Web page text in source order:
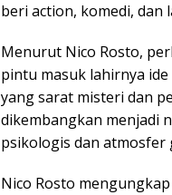
beri action, komedi, dan
Menurut Nico Rosto,
pintu masuk lahirnya
yang sarat misteri dan
dikembangkan menjadi
psikologis dan atmosfer
Nico Rosto